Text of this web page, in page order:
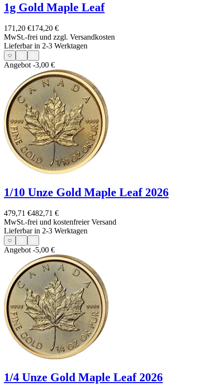
1g Gold Maple Leaf
171,20 €174,20 €
MwSt.-frei und zzgl. Versandkosten
Lieferbar in 2-3 Werktagen
Angebot -3,00 €
1/10 Unze Gold Maple Leaf 2026
479,71 €482,71 €
MwSt.-frei und kostenfreier Versand
Lieferbar in 2-3 Werktagen
Angebot -5,00 €
1/4 Unze Gold Maple Leaf 2026